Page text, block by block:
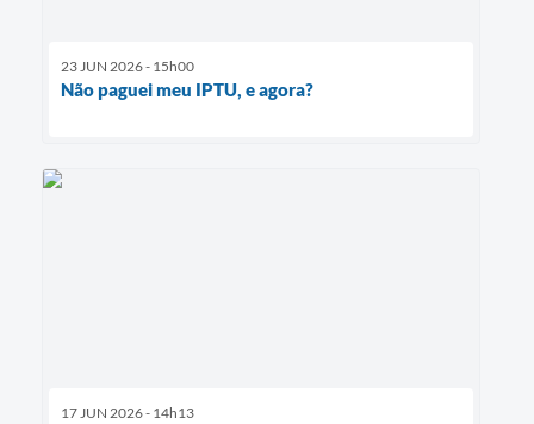
23 JUN 2026 - 15h00
Não paguei meu IPTU, e agora?
17 JUN 2026 - 14h13